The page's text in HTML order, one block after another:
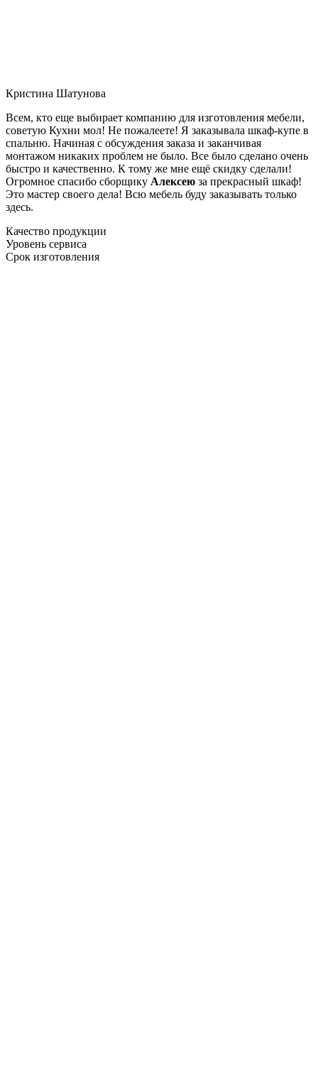
Кристина Шатунова
Всем, кто еще выбирает компанию для изготовления мебели,
советую Кухни мол! Не пожалеете! Я заказывала шкаф-купе в
спальню. Начиная с обсуждения заказа и заканчивая
монтажом никаких проблем не было. Все было сделано очень
быстро и качественно. К тому же мне ещё скидку сделали!
Огромное спасибо сборщику Алексею за прекрасный шкаф!
Это мастер своего дела! Всю мебель буду заказывать только
здесь.
Качество продукции
Уровень сервиса
Срок изготовления